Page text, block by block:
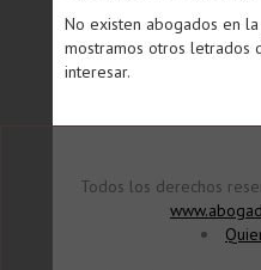
No existen abogados en
mostramos otros letrados
interesar.
Todos los derechos